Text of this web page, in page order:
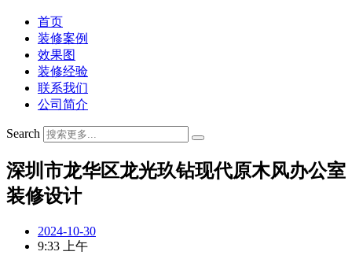
首页
装修案例
效果图
装修经验
联系我们
公司简介
Search
深圳市龙华区龙光玖钻现代原木风办公室
装修设计
2024-10-30
9:33 上午